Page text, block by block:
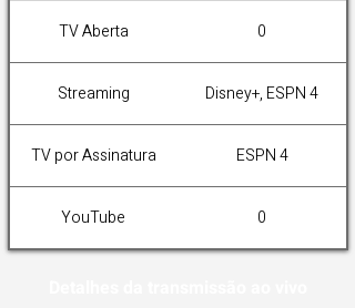
TV Aberta 0
Streaming Disney+, ESPN 4
TV por Assinatura ESPN 4
YouTube 0